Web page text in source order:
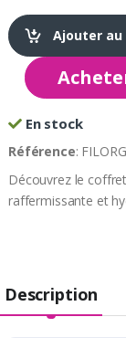
Ajouter au
En stock
Référence:
Découvrez le
raffermissante et
Description